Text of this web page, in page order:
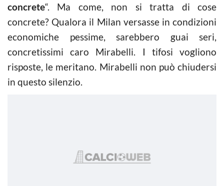
concrete“. Ma come, non si tratta di cose
concrete? Qualora il Milan versasse in condizioni
economiche pessime, sarebbero guai seri,
concretissimi caro Mirabelli. I tifosi vogliono
risposte, le meritano. Mirabelli non può chiudersi
in questo silenzio.